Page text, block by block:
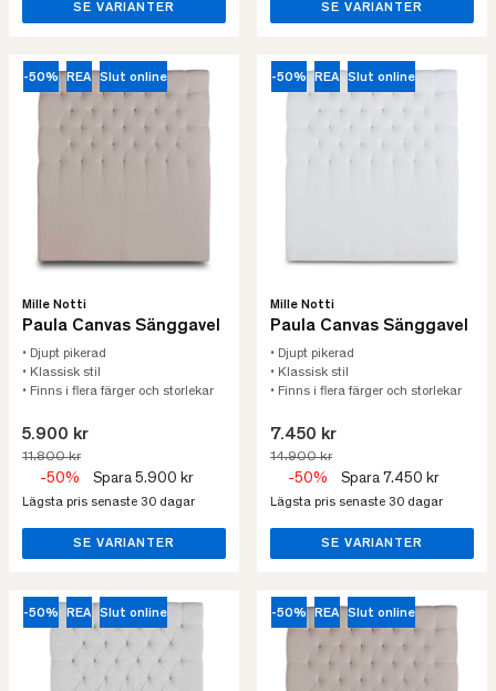
SE VARIANTER SE VARIANTER
-50% REA Slut online
Mille Notti
Paula Canvas Sänggavel
• Djupt pikerad
• Klassisk stil
• Finns i flera färger och storlekar
5.900 kr
11.800 kr
-50% Spara 5.900 kr
Lägsta pris senaste 30 dagar
SE VARIANTER
-50% REA Slut online
Mille Notti
Paula Canvas Sänggavel
• Djupt pikerad
• Klassisk stil
• Finns i flera färger och storlekar
7.450 kr
14.900 kr
-50% Spara 7.450 kr
Lägsta pris senaste 30 dagar
SE VARIANTER
-50% REA Slut online -50% REA Slut online